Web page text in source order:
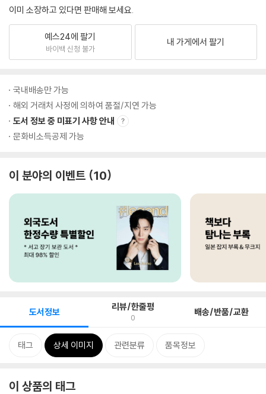
이미 소장하고 있다면 판매해 보세요.
예스24에 팔기
바이백 신청 불가
내 가게에서 팔기
국내배송만 가능
해외 거래처 사정에 의하여 품절/지연 가능
도서 정보 중 미표기 사항 안내
문화비소득공제 가능
이 분야의 이벤트 10
도서정보 리뷰/한줄평
0 배송/반품/교환
태그 상세 이미지 관련분류 품목정보
이 상품의 태그